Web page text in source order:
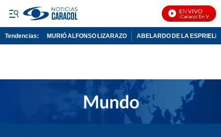
EN VIVO
Noticias Caracol En Vivo
Tendencias: MURIÓ ALFONSO LIZARAZO ABELARDO DE LA